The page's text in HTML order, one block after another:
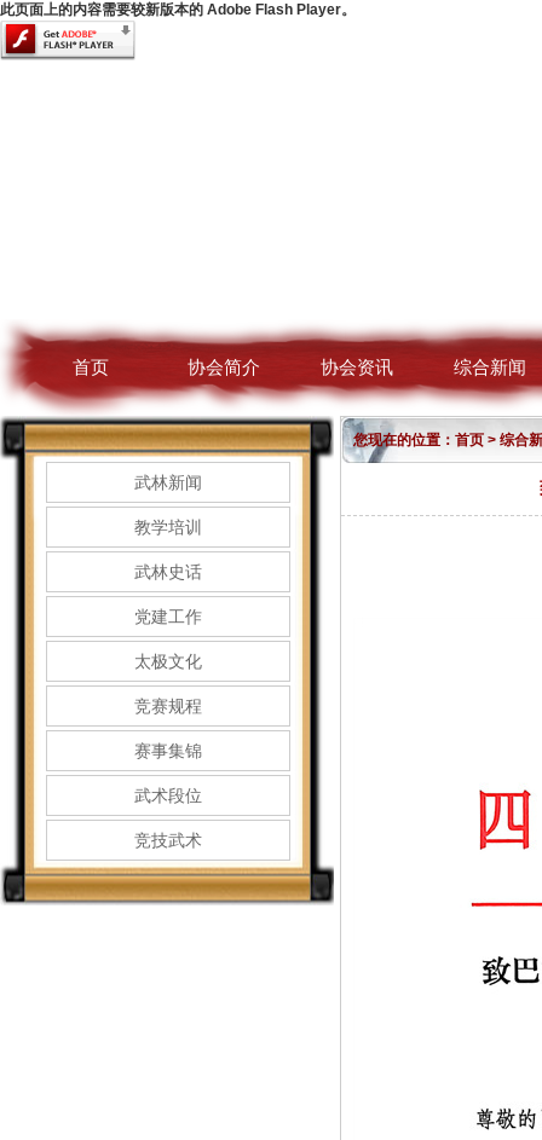
此页面上的内容需要较新版本的 Adobe Flash Player。
首页 协会简介 协会资讯 综合新闻
武林新闻
教学培训
武林史话
党建工作
太极文化
竞赛规程
赛事集锦
武术段位
竞技武术
您现在的位置： 首页 > 综合